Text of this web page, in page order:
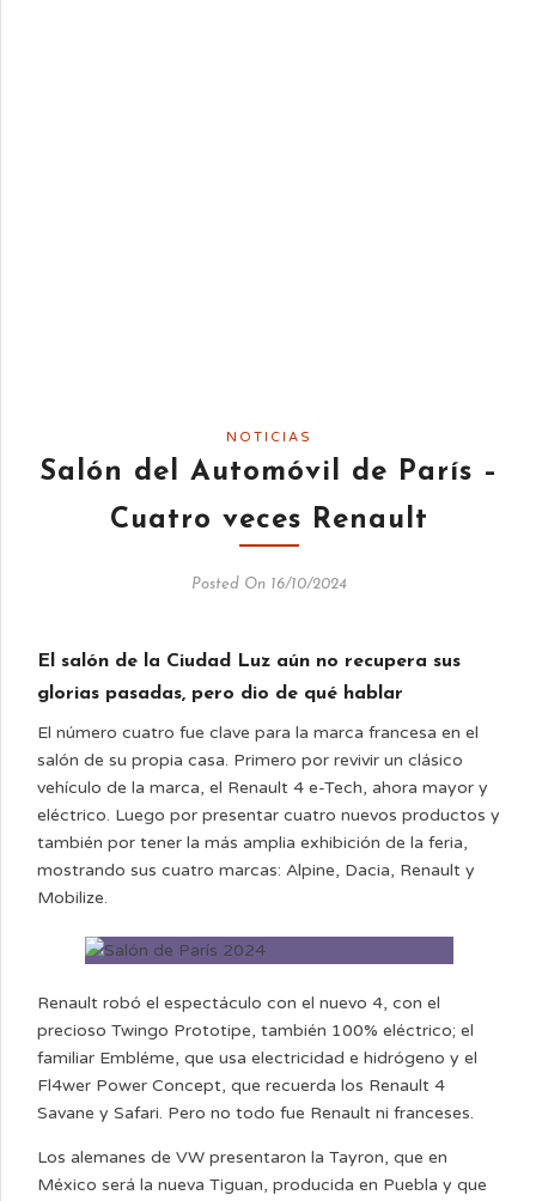
NOTICIAS
Salón del Automóvil de París –
Cuatro veces Renault
Posted On 16/10/2024
El salón de la Ciudad Luz aún no recupera sus
glorias pasadas, pero dio de qué hablar
El número cuatro fue clave para la marca francesa en el
salón de su propia casa. Primero por revivir un clásico
vehículo de la marca, el Renault 4 e-Tech, ahora mayor y
eléctrico. Luego por presentar cuatro nuevos productos y
también por tener la más amplia exhibición de la feria,
mostrando sus cuatro marcas: Alpine, Dacia, Renault y
Mobilize.
Renault robó el espectáculo con el nuevo 4, con el
precioso Twingo Prototipe, también 100% eléctrico; el
familiar Embléme, que usa electricidad e hidrógeno y el
Fl4wer Power Concept, que recuerda los Renault 4
Savane y Safari. Pero no todo fue Renault ni franceses.
Los alemanes de VW presentaron la Tayron, que en
México será la nueva Tiguan, producida en Puebla y que